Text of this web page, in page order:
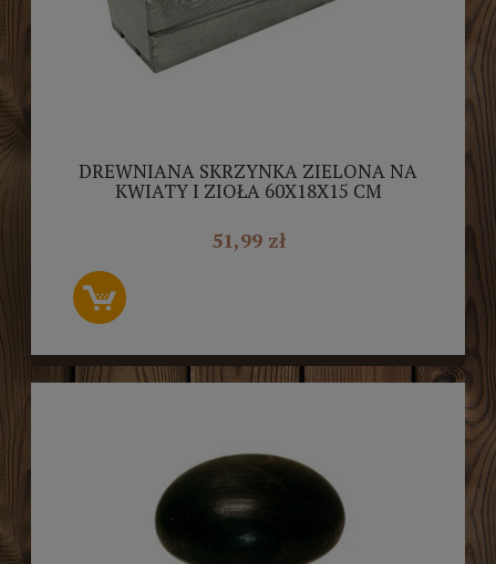
DREWNIANA SKRZYNKA ZIELONA NA
KWIATY I ZIOŁA 60X18X15 CM
51,99 zł